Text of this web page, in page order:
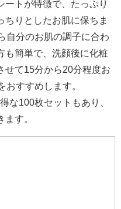
ートが特徴で、たっぷり
ちりとしたお肌に保ちま
自分のお肌の調子に合わ
も簡単で、洗顔後に化粧
せて15分から20分程度お
おすすめします。
な100枚セットもあり、
す。